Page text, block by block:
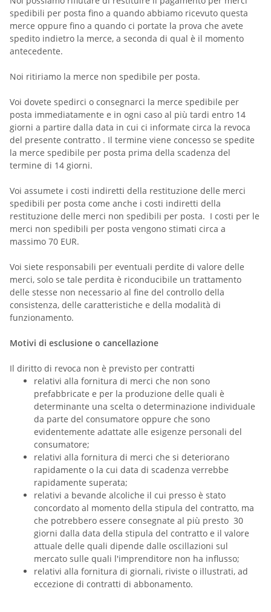
spedibili per posta fino a quando abbiamo ricevuto questa
merce oppure fino a quando ci portate la prova che avete
spedito indietro la merce, a seconda di qual è il momento
antecedente.
Noi ritiriamo la merce non spedibile per posta.
Voi dovete spedirci o consegnarci la merce spedibile per
posta immediatamente e in ogni caso al più tardi entro 14
giorni a partire dalla data in cui ci informate circa la revoca
del presente contratto . Il termine viene concesso se spedite
la merce spedibile per posta prima della scadenza del
termine di 14 giorni.
Voi assumete i costi indiretti della restituzione delle merci
spedibili per posta come anche i costi indiretti della
restituzione delle merci non spedibili per posta. I costi per le
merci non spedibili per posta vengono stimati circa a
massimo 70 EUR.
Voi siete responsabili per eventuali perdite di valore delle
merci, solo se tale perdita è riconducibile un trattamento
delle stesse non necessario al fine del controllo della
consistenza, delle caratteristiche e della modalità di
funzionamento.
Motivi di esclusione o cancellazione
Il diritto di revoca non è previsto per contratti
relativi alla fornitura di merci che non sono
prefabbricate e per la produzione delle quali è
determinante una scelta o determinazione individuale
da parte del consumatore oppure che sono
evidentemente adattate alle esigenze personali del
consumatore;
relativi alla fornitura di merci che si deteriorano
rapidamente o la cui data di scadenza verrebbe
rapidamente superata;
relativi a bevande alcoliche il cui presso è stato
concordato al momento della stipula del contratto, ma
che potrebbero essere consegnate al più presto 30
giorni dalla data della stipula del contratto e il valore
attuale delle quali dipende dalle oscillazioni sul
mercato sulle quali l'imprenditore non ha influsso;
relativi alla fornitura di giornali, riviste o illustrati, ad
eccezione di contratti di abbonamento.